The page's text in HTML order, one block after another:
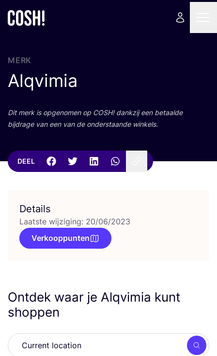
MERK
Alqvimia
Dit merk is opge­no­men op COSH! dank­zij een betaal­de
bij­dra­ge van een van de onder­staan­de winkels.
DEEL
Details
Laatste wijziging: 20/06/2023
Verkooppunten
Ontdek waar je Alqvimia kunt
shoppen
Zoek